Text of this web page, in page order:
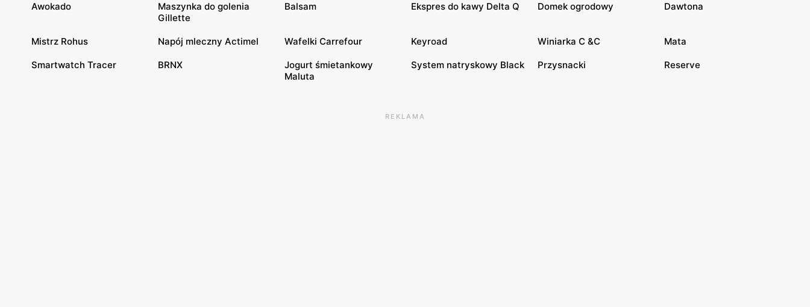
Awokado
Maszynka do golenia
Gillette
Balsam Ekspres do kawy Delta Q Domek ogrodowy Dawtona
Mistrz Rohus Napój mleczny Actimel Wafelki Carrefour Keyroad Winiarka C &C Mata
Smartwatch Tracer BRNX
Jogurt śmietankowy
Maluta
System natryskowy Black Przysnacki Reserve
REKLAMA